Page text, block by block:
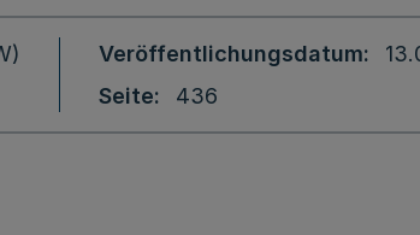
Veröffentlichungsdatum
Seite
436